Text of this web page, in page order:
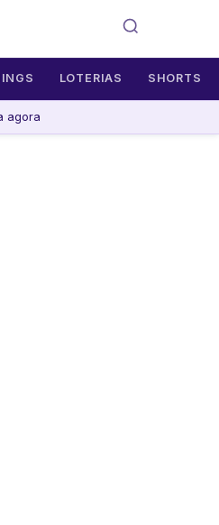
LOTERIAS SHORTS
agora